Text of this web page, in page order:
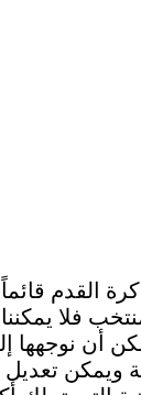
القدم
فلا
أن
ويمكن